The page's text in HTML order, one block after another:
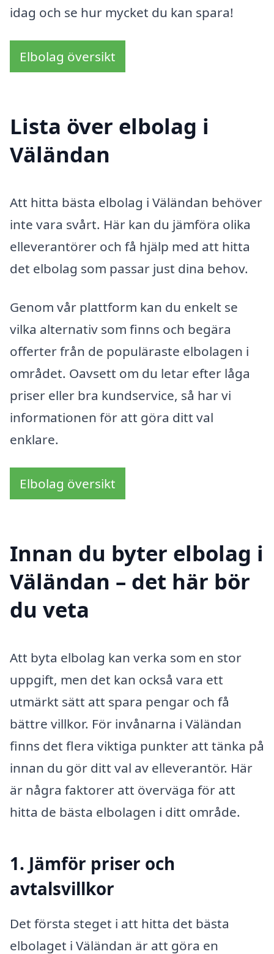
idag och se hur mycket du kan spara!
Elbolag översikt
Lista över elbolag i
Väländan
Att hitta bästa elbolag i Väländan behöver
inte vara svårt. Här kan du jämföra olika
elleverantörer och få hjälp med att hitta
det elbolag som passar just dina behov.
Genom vår plattform kan du enkelt se
vilka alternativ som finns och begära
offerter från de populäraste elbolagen i
området. Oavsett om du letar efter låga
priser eller bra kundservice, så har vi
informationen för att göra ditt val
enklare.
Elbolag översikt
Innan du byter elbolag i
Väländan – det här bör
du veta
Att byta elbolag kan verka som en stor
uppgift, men det kan också vara ett
utmärkt sätt att spara pengar och få
bättre villkor. För invånarna i Väländan
finns det flera viktiga punkter att tänka på
innan du gör ditt val av elleverantör. Här
är några faktorer att överväga för att
hitta de bästa elbolagen i ditt område.
1. Jämför priser och
avtalsvillkor
Det första steget i att hitta det bästa
elbolaget i Väländan är att göra en